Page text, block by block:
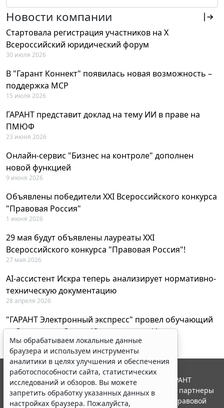
Новости компании
Стартовала регистрация участников на X
Всероссийский юридический форум
30 июля 2026
В "Гарант Коннект" появилась новая возможность –
поддержка MCP
15 июля 2026
ГАРАНТ представит доклад на тему ИИ в праве на
ПМЮФ
23 июня 2026
Онлайн-сервис "Бизнес на контроле" дополнен
новой функцией
9 июня 2026
Объявлены победители XXI Всероссийского конкурса
"Правовая Россия"
1 июня 2026
29 мая будут объявлены лауреаты XXI
Всероссийского конкурса "Правовая Россия"!
27 мая 2026
AI-ассистент Искра теперь анализирует нормативно-
техническую документацию
28 апреля 2026
"ГАРАНТ Электронный экспресс" провел обучающий
вебинар по работе с AI-ассистентом Искра
23 апреля 2026
Мы обрабатываем локальные данные
браузера и используем инструменты
аналитики в целях улучшения и обеспечения
работоспособности сайта, статистических
исследований и обзоров. Вы можете
запретить обработку указанных данных в
настройках браузера. Пожалуйста,
© ООО "НПП "ГАРАНТ-СЕРВИС", 2026. Система ГАРАНТ
выпускается с 1990 года. Компания "Гарант" и ее партнеры
являются участниками Российской ассоциации правовой